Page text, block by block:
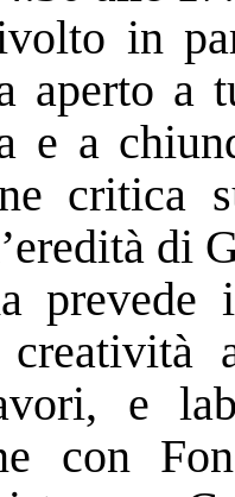
in
aperto a
e a
critica
di
prevede
e
con